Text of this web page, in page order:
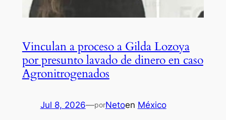
Vinculan a proceso a Gilda Lozoya
por presunto lavado de dinero en caso
Agronitrogenados
Jul 8, 2026—porNetoen México